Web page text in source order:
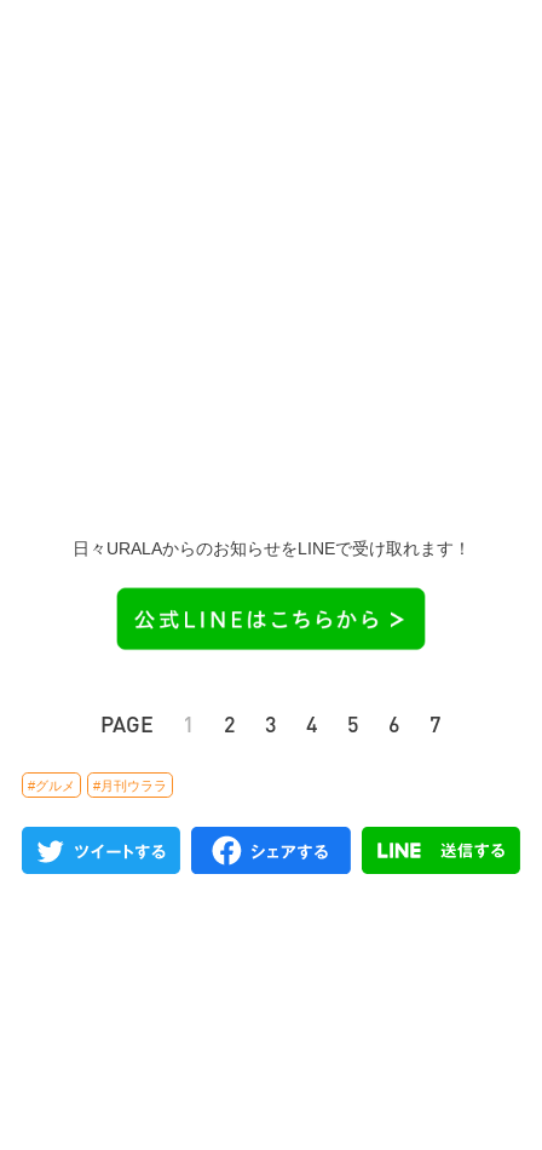
日々URALAからのお知らせをLINEで受け取れます！
PAGE 1 2 3 4 5 6 7
#グルメ #月刊ウララ